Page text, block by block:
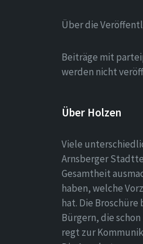
Über die
Beiträge mit
werden nicht
Über Holzen
Viele
Arnsberger
Gesamtheit
haben, welche
hat. Die
Bürgern, die
regt zur